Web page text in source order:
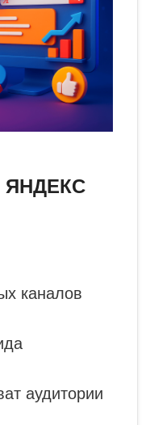
каналов
аудитории